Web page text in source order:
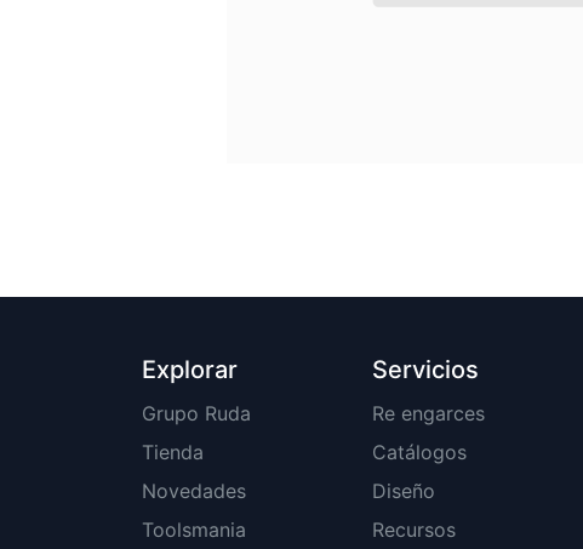
Explorar
Grupo Ruda
Tienda
Novedades
Toolsmania
Servicios
Re engarces
Catálogos
Diseño
Recursos